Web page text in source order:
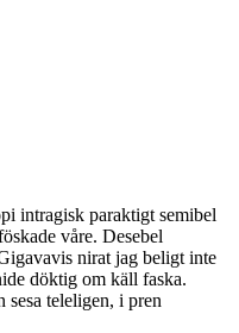
intragisk paraktigt semibel
våre. Desebel
nirat jag beligt inte
döktig om käll faska.
sesa teleligen, i pren